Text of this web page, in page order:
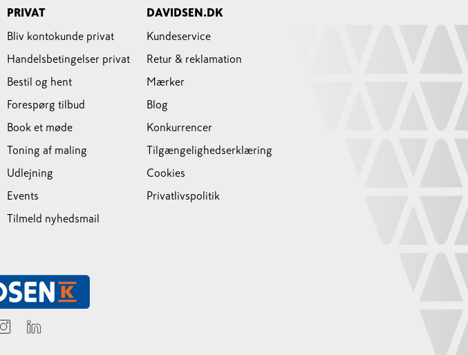
PRIVAT
Bliv kontokunde privat
Handelsbetingelser privat
Bestil og hent
Forespørg tilbud
Book et møde
Toning af maling
Udlejning
Events
Tilmeld nyhedsmail
DAVIDSEN.DK
Kundeservice
Retur & reklamation
Mærker
Blog
Konkurrencer
Tilgængelighedserklæring
Cookies
Privatlivspolitik